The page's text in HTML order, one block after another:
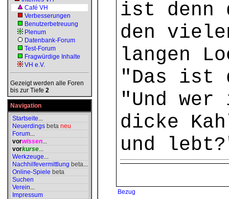
Café VH
Verbesserungen
Benutzerbetreuung
Plenum
Datenbank-Forum
Test-Forum
Fragwürdige Inhalte
VH e.V.
Gezeigt werden alle Foren
bis zur Tiefe 2
Navigation
Startseite...
Neuerdings beta neu
Forum...
vorwissen...
vorkurse...
Werkzeuge...
Nachhilfevermittlung beta...
Online-Spiele beta
Suchen
Verein...
Impressum
ist denn
den
langen
"Das ist
"Und
dicke
und
Bezug